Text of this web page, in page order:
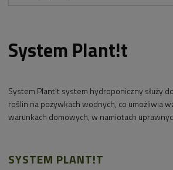
System Plant!t
System Plant!t system hydroponiczny służy
roślin na pożywkach wodnych, co umożliwia
warunkach domowych, w namiotach
SYSTEM PLANT!T